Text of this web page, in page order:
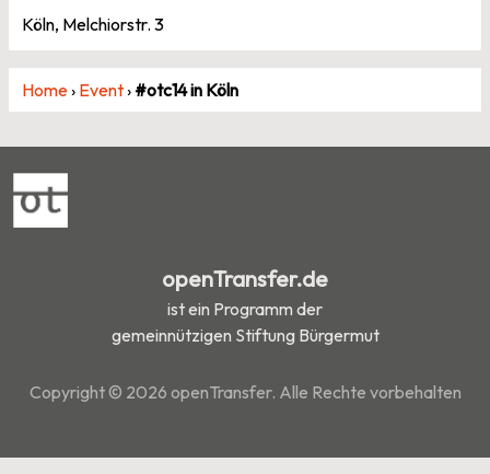
Köln, Melchiorstr. 3
Home› Event› #otc14 in Köln
openTransfer.de
ist ein Programm der
gemeinnützigen Stiftung Bürgermut
Copyright © 2026 openTransfer. Alle Rechte vorbehalten